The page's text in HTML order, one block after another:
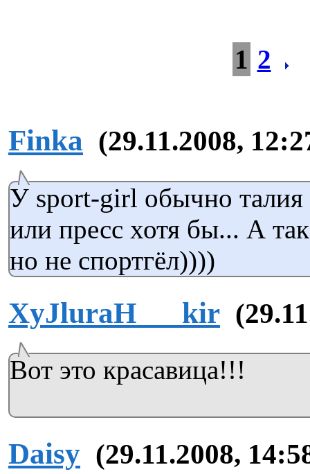
1 2
Finka (29.11.2008,
У sport-girl обычно талия
или пресс хотя бы... А
но не спортгёл))))
XyJluraH___kir
Вот это красавица!!!
Daisy (29.11.2008,